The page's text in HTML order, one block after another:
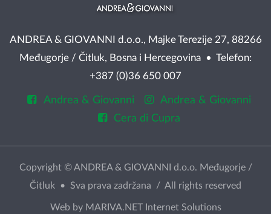
ANDREA & GIOVANNI d.o.o., Majke Terezije 27, 88266
Međugorje / Čitluk, Bosna i Hercegovina • Telefon:
+387 (0)36 650 007
Andrea & Giovanni
Andrea & Giovanni
Cera di Cupra
Copyright © ANDREA & GIOVANNI d.o.o. Međugorje /
Čitluk • Sva prava zadržana / All rights reserved
Web by MARIVA.NET Internet Solutions